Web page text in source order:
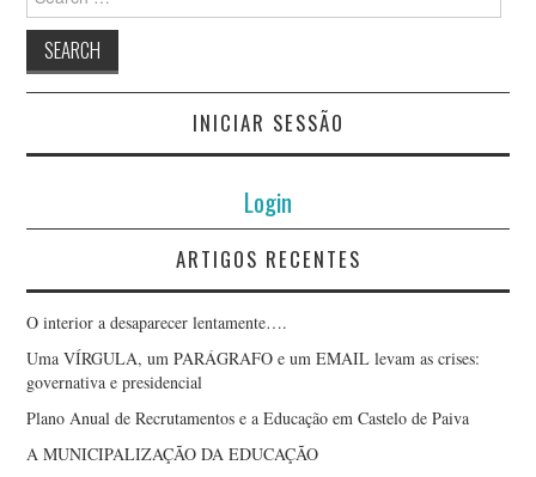
for:
INICIAR SESSÃO
Login
ARTIGOS RECENTES
O interior a desaparecer lentamente….
Uma VÍRGULA, um PARÁGRAFO e um EMAIL levam as crises:
governativa e presidencial
Plano Anual de Recrutamentos e a Educação em Castelo de Paiva
A MUNICIPALIZAÇÃO DA EDUCAÇÃO